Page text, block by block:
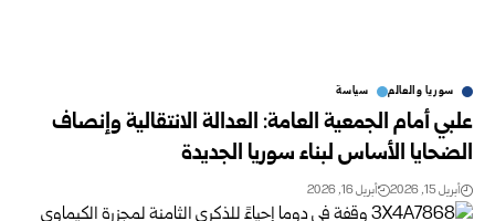
سوريا والعالم سياسة
علبي أمام الجمعية العامة: العدالة الانتقالية وإنصاف
الضحايا الأساس لبناء سوريا الجديدة
أبريل 15, 2026 أبريل 16, 2026